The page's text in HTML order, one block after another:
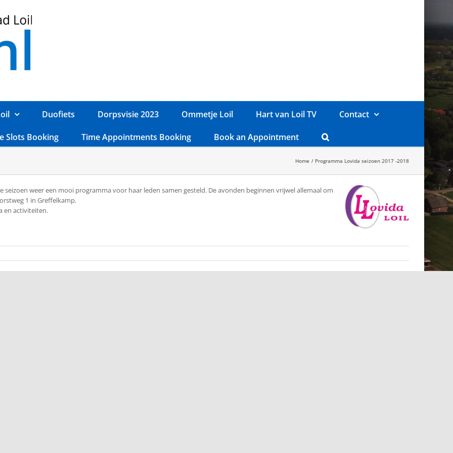
Duofiets Dorpsvisie 2023 Ommetje Loil Hart van Loil TV Contact
Slots Booking Time Appointments Booking Book an Appointment
Home Programma Lovida seizoen 2017 -2018
seizoen weer een mooi programma voor haar leden samen gesteld. De avonden beginnen vrijwel allemaal om
1 in Greffelkamp.
en activiteiten.